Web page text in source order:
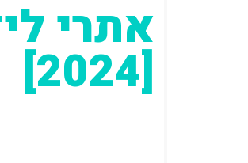
אתרי
[2024]